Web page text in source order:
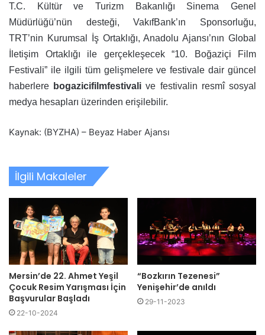
T.C. Kültür ve Turizm Bakanlığı Sinema Genel
Müdürlüğü’nün desteği, VakıfBank’ın Sponsorluğu,
TRT’nin Kurumsal İş Ortaklığı, Anadolu Ajansı’nın Global
İletişim Ortaklığı ile gerçekleşecek “10. Boğaziçi Film
Festivali” ile ilgili tüm gelişmelere ve festivale dair güncel
haberlere bogazicifilmfestivali ve festivalin resmî sosyal
medya hesapları üzerinden erişilebilir.
Kaynak: (BYZHA) – Beyaz Haber Ajansı
İlgili Makaleler
Mersin’de 22. Ahmet Yeşil
Çocuk Resim Yarışması İçin
Başvurular Başladı
22-10-2024
“Bozkırın Tezenesi”
Yenişehir’de anıldı
29-11-2023